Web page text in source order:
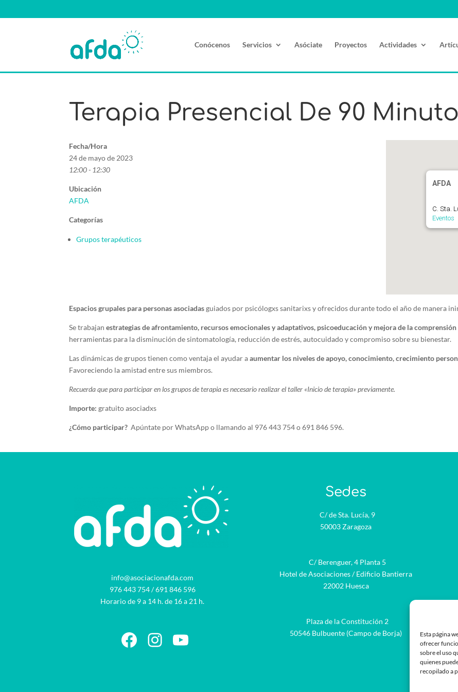
Esta página
ofrecer
sobre el uso
quienes
recopilado a
Conócenos Servicios Asóciate Proyectos Actividades
Terapia Presencial De 90
AFDA
C. Sta.
Eventos
Fecha/Hora
24 de mayo de 2023
12:00 - 12:30
Ubicación
AFDA
Categorías
Grupos terapéuticos
Espacios grupales para personas asociadasguiados por psicólogxs sanitarixs y ofrecidos durante todo el año de manera
Se trabajanestrategias de afrontamiento, recursos emocionales y adaptativos, psicoeducación y mejora de la
herramientas para la disminución de sintomatología, reducción de estrés, autocuidado y compromiso sobre su bienestar.
Las dinámicas de grupos tienen como ventaja el ayudar aaumentar los niveles de apoyo, conocimiento, crecimiento
Favoreciendo la amistad entre sus miembros.
Recuerda que para participar en los grupos de terapia es necesario realizar el taller «Inicio de terapia» previamente.
Importe:gratuito asociadxs
¿Cómo participar? Apúntate por WhatsApp o llamando al 976 443 754 o 691 846 596.
info@asociacionafda.com
976 443 754/691 846 596
Horario de 9 a 14 h. de 16 a 21 h.
Facebook
Instagram
YouTube
Sedes
C/ de Sta. Lucía, 9
50003 Zaragoza
C/ Berenguer, 4 Planta 5
Hotel de Asociaciones / Edificio Bantierra
22002 Huesca
Plaza de la Constitución 2
50546 Bulbuente (Campo de Borja)